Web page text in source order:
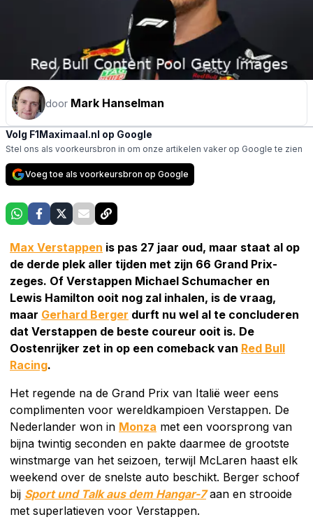
door Mark Hanselman
Volg F1Maximaal.nl op Google
Stel ons als voorkeursbron in om onze artikelen vaker op Google te zien
Voeg toe als voorkeursbron op Google
Max Verstappen is pas 27 jaar oud, maar staat al op
de derde plek aller tijden met zijn 66 Grand Prix-
zeges. Of Verstappen Michael Schumacher en
Lewis Hamilton ooit nog zal inhalen, is de vraag,
maar Gerhard Berger durft nu wel al te concluderen
dat Verstappen de beste coureur ooit is. De
Oostenrijker zet in op een comeback van Red Bull
Racing.
Het regende na de Grand Prix van Italië weer eens
complimenten voor wereldkampioen Verstappen. De
Nederlander won in Monza met een voorsprong van
bijna twintig seconden en pakte daarmee de grootste
winstmarge van het seizoen, terwijl McLaren haast elk
weekend over de snelste auto beschikt. Berger schoof
bij Sport und Talk aus dem Hangar-7aan en strooide
met superlatieven voor Verstappen.